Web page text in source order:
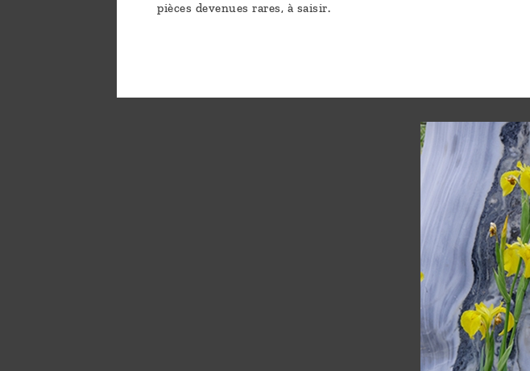
pièces devenues rares, à saisir.